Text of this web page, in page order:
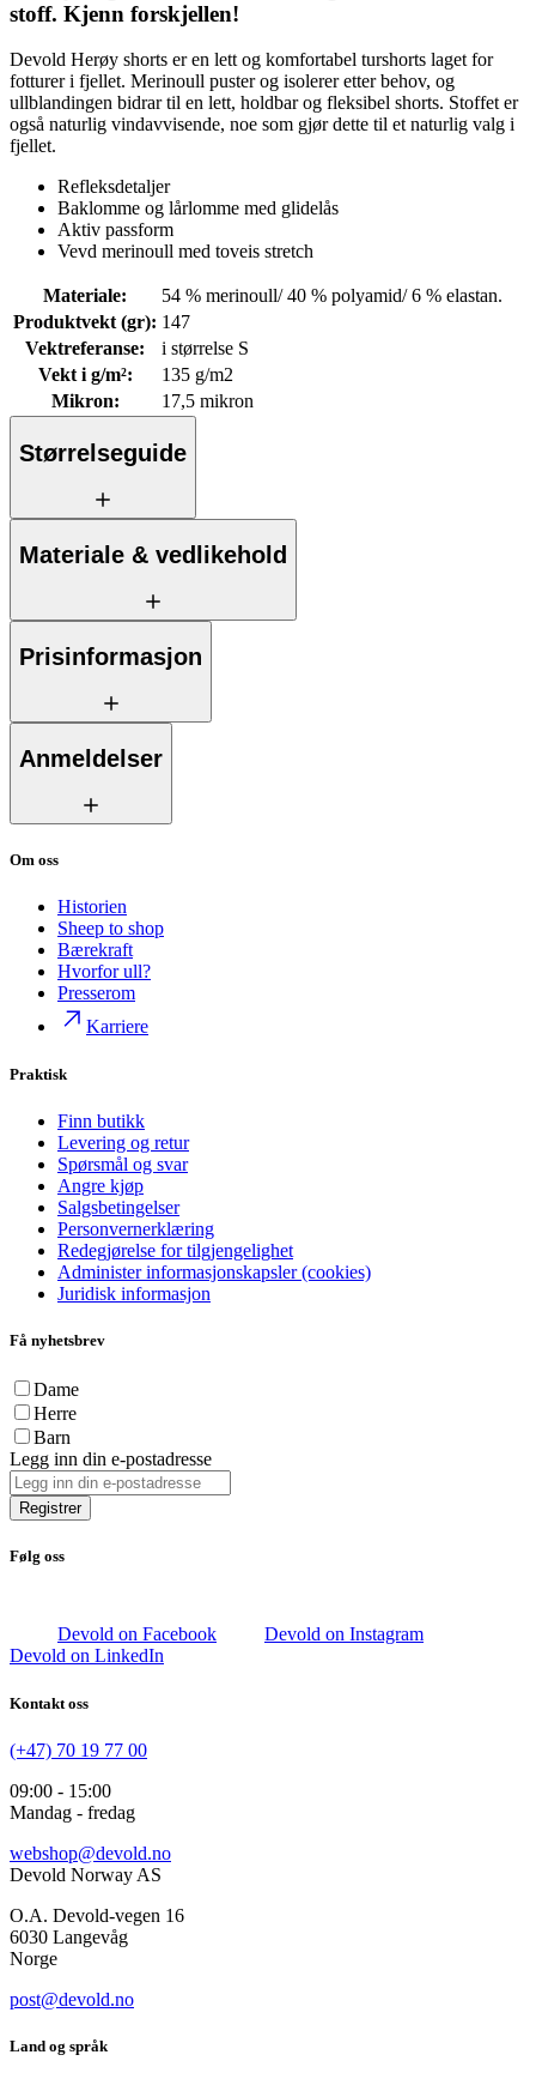
stoff. Kjenn forskjellen!
Devold Herøy shorts er en lett og komfortabel turshorts laget for
fotturer i fjellet. Merinoull puster og isolerer etter behov, og
ullblandingen bidrar til en lett, holdbar og fleksibel shorts. Stoffet er
også naturlig vindavvisende, noe som gjør dette til et naturlig valg i
fjellet.
Refleksdetaljer
Baklomme og lårlomme med glidelås
Aktiv passform
Vevd merinoull med toveis stretch
Materiale:
54 % merinoull/ 40 % polyamid/ 6 % elastan.
Produktvekt (gr): 147
Vektreferanse:
i størrelse S
Vekt i g/m²:
135 g/m2
Mikron: 17,5 mikron
Størrelseguide
Materiale & vedlikehold
Prisinformasjon
Anmeldelser
Om oss
Historien
Sheep to shop
Bærekraft
Hvorfor ull?
Presserom
Karriere
Praktisk
Finn butikk
Levering og retur
Spørsmål og svar
Angre kjøp
Salgsbetingelser
Personvernerklæring
Redegjørelse for tilgjengelighet
Administer informasjonskapsler (cookies)
Juridisk informasjon
Få nyhetsbrev
Dame
Herre
Barn
Legg inn din e-postadresse
Registrer
Følg oss
Devold on Facebook
Devold on Instagram
Devold on LinkedIn
Kontakt oss
(+47) 70 19 77 00
09:00 - 15:00
Mandag - fredag
webshop@devold.no
Devold Norway AS
O.A. Devold-vegen 16
6030 Langevåg
Norge
post@devold.no
Land og språk